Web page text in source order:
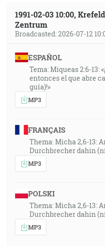
1991-02-03 10:00,
Zentrum
Broadcasted: 2026-07-12
ESPAÑOL
Tema: Miqueas 2:6-13:
entonces el que abre
guía)!»
MP3
FRANÇAIS
Thema: Micha 2,6-13:
Durchbrecher dahin
MP3
POLSKI
Thema: Micha 2,6-13:
Durchbrecher dahin
MP3